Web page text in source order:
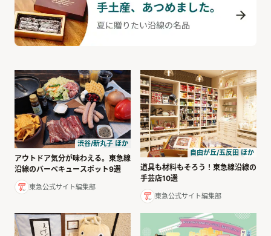
渋谷/新丸子 ほか
アウトドア気分が味わえる。東急線
沿線のバーベキュースポット9選
東急公式サイト編集部
自由が丘/五反田 ほか
道具も材料もそろう！東急線沿線の
手芸店10選
東急公式サイト編集部